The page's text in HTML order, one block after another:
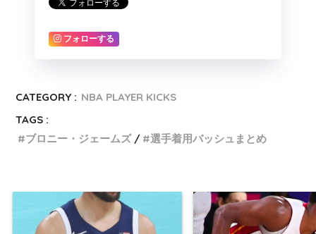
フォローする
CATEGORY : NBA PLAYER KICKS
TAGS :
ブロニー・ジェームズ
選手着用バッシュまとめ